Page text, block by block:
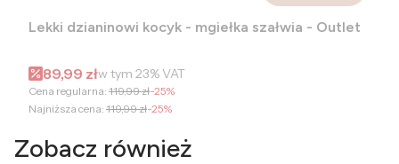
Lekki dzianinowi kocyk - mgiełka szałwia - Outlet
Cena promocyjna brutto
89,99 złw tym 23%VAT
Cena regularna: 119,99 zł-25%
Najniższa cena: 119,99 zł-25%
Zobacz również